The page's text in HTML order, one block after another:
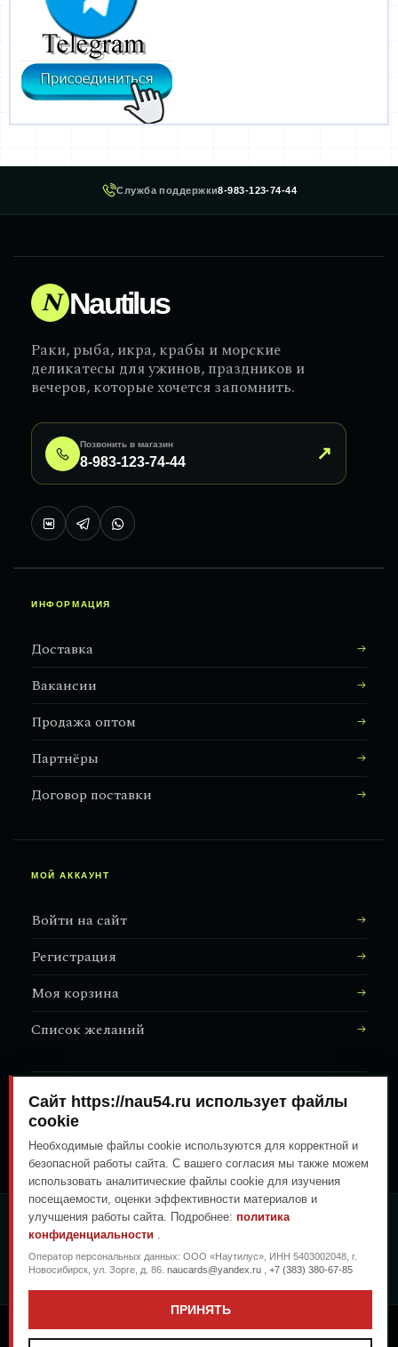
Служба поддержки8-983-123-74-44
N Nautilus
Раки, рыба, икра, крабы и морские
деликатесы для ужинов, праздников и
вечеров, которые хочется запомнить.
Позвонить в магазин
8-983-123-74-44 ↗
ИНФОРМАЦИЯ
Доставка
Вакансии
Продажа оптом
Партнёры
Договор поставки
МОЙ АККАУНТ
Войти на сайт
Регистрация
Моя корзина
Список желаний
АДРЕС МАГАЗИНА
Залесского, 8/1
ОПЛАТА ЛЮБЫМ УДОБНЫМ
СПОСОБОМ
ГЕНЕРАЛЬНЫЙ ПЕРЕВОЗЧИК
Сайт https://nau54.ru использует файлы
cookie
Необходимые файлы cookie используются для корректной и
безопасной работы сайта. С вашего согласия мы также можем
использовать аналитические файлы cookie для изучения
посещаемости, оценки эффективности материалов и
улучшения работы сайта. Подробнее: политика
конфиденциальности .
Оператор персональных данных: ООО «Наутилус», ИНН 5403002048, г.
Новосибирск, ул. Зорге, д. 86. naucards@yandex.ru +7 (383) 380-67-85
ПРИНЯТЬ